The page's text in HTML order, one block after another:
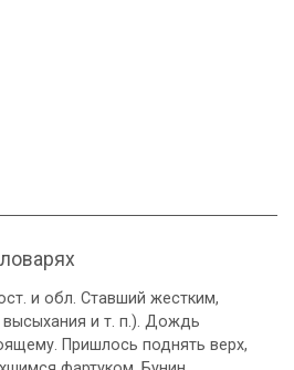
и обл. Ставший жестким,
и т. п.). Дождь
Пришлось поднять верх,